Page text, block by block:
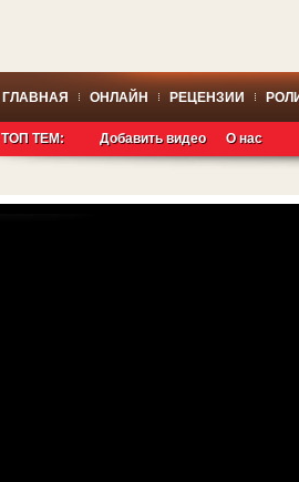
ГЛАВНАЯ ОНЛАЙН РЕЦЕНЗИИ
ТОП ТЕМ: Добавить видео О нас